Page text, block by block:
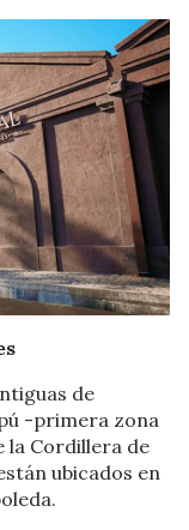
de
-primera zona
la Cordillera de
ubicados en